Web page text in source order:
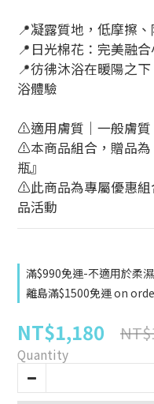
📍凝露質地，低摩擦
📍日光棉花：完美融
📍彷彿沐浴在暖陽之
浴體驗
⚠️適用膚質｜一般膚質
⚠️本商品組合，贈品
瓶』
⚠️此商品為專屬優惠組
品活動
滿$990免運-不適用於柔
離島滿$1500免運 on
NT$1,180
Quantity